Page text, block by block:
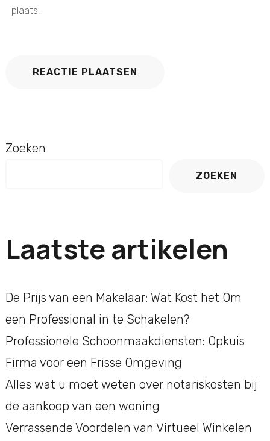
plaats.
Zoeken
ZOEKEN
Laatste artikelen
De Prijs van een Makelaar: Wat Kost het Om
een Professional in te Schakelen?
Professionele Schoonmaakdiensten: Opkuis
Firma voor een Frisse Omgeving
Alles wat u moet weten over notariskosten bij
de aankoop van een woning
Verrassende Voordelen van Virtueel Winkelen